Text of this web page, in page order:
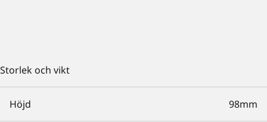
Storlek och vikt
Höjd 98mm